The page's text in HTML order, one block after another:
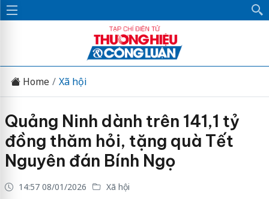
Home Xã hội
Quảng Ninh dành trên 141,1 tỷ
đồng thăm hỏi, tặng quà Tết
Nguyên đán Bính Ngọ
14:57 08/01/2026 Xã hội